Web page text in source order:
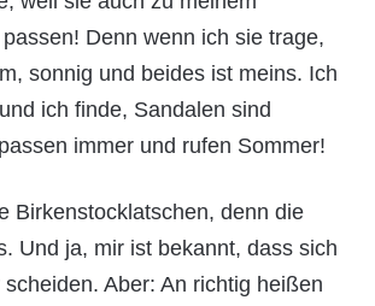
Denn wenn ich sie trage,
sonnig und beides ist meins. Ich
ich finde, Sandalen sind
immer und rufen Sommer!
Birkenstocklatschen, denn die
Und ja, mir ist bekannt, dass sich
Aber: An richtig heißen